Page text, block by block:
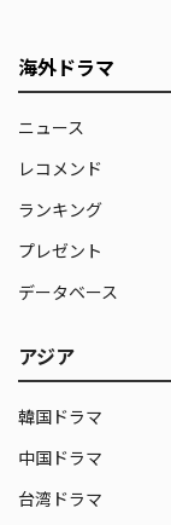
海外ドラマ
ニュース
レコメンド
ランキング
プレゼント
データベース
アジア
韓国ドラマ
中国ドラマ
台湾ドラマ